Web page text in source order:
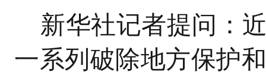
新华社记者提问：
一系列破除地方保护